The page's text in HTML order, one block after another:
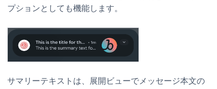
プションとしても機能します。
サマリーテキストは、展開ビューでメッセージ本文の